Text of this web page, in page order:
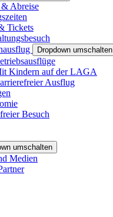
Abreise
Tickets
Dropdown umschalten
Kindern auf der LAGA
Ausflug
Besuch
umschalten
Medien